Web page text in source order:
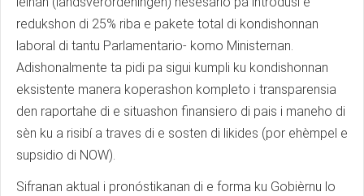
redukshon di 25% riba e pakete total di kondishonnan
laboral di tantu Parlamentario- komo Ministernan.
Adishonalmente ta pidi pa sigui kumpli ku kondishonnan
eksistente manera koperashon kompleto i transparensia
den raportahe di e situashon finansiero di pais i maneho di
sèn ku a risibí a traves di e sosten di likides (por ehèmpel e
supsidio di NOW).
Sifranan aktual i pronóstikanan di e forma ku Gobièrnu lo